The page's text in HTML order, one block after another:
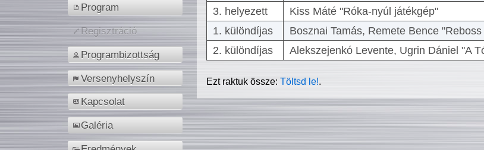
Program
Regisztráció
Programbizottság
Versenyhelyszín
Kapcsolat
Galéria
3. helyezett
Kiss Máté "Róka-nyúl játékgép"
1. különdíjas
Bosznai Tamás, Remete Bence
2. különdíjas
Alekszejenkó Levente, Ugrin Dániel "A
Ezt raktuk össze:Töltsd le!.